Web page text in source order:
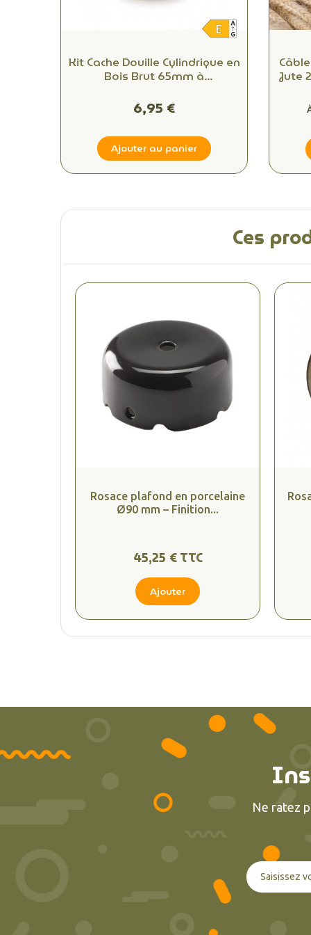
Kit Cache Douille Cylindrique en
Bois Brut 65mm à
Moderne pour Vos Luminaires
6,95 €
Ajouter au panier
Jute
Ces
Rosace plafond en porcelaine
Ø90 mm – Finition...
45,25 € TTC
Ajouter
Ne ratez